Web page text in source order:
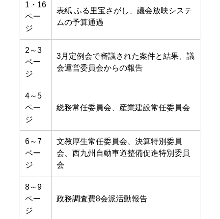
1・16
ペー
ジ
表紙 ふる里宝さがし、議会放映システ
ムの予算通過
2～3
ペー
ジ
3月定例会で審議された案件と結果、議
会運営委員会からの報告
4～5
ペー
ジ
総務常任委員会、産業建設常任委員会
6～7
ペー
ジ
文教厚生常任委員会、決算特別委員
会、西九州自動車道整備促進特別委員
会
8～9
ペー
ジ
政務調査費8会派活動報告